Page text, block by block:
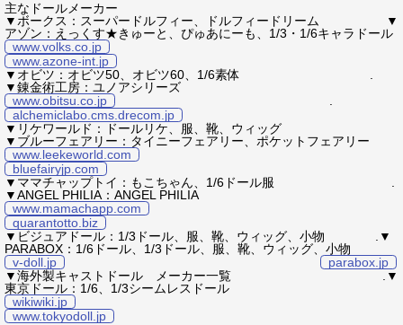
主なドールメーカー
▼ボークス：スーパードルフィー、ドルフィードリーム ▼
アゾン：えっくす★きゅーと、ぴゅあにーも、1/3・1/6キャラドール
www.volks.co.jp
www.azone-int.jp
▼オビツ：オビツ50、オビツ60、1/6素体 .
▼錬金術工房：ユノアシリーズ
www.obitsu.co.jp
alchemiclabo.cms.drecom.jp
▼リケワールド：ドールリケ、服、靴、ウィッグ
▼ブルーフェアリー：タイニーフェアリー、ポケットフェアリー
www.leekeworld.com
bluefairyjp.com
▼ママチャップトイ：もこちゃん、1/6ドール服 .
▼ANGEL PHILIA：ANGEL PHILIA
www.mamachapp.com
quarantotto.biz
▼ビジュアドール：1/3ドール、服、靴、ウィッグ、小物 .▼
PARABOX：1/6ドール、1/3ドール、服、靴、ウィッグ、小物
v-doll.jp
parabox.jp
▼海外製キャストドール メーカー一覧 .▼
東京ドール：1/6、1/3シームレスドール
wikiwiki.jp
www.tokyodoll.jp